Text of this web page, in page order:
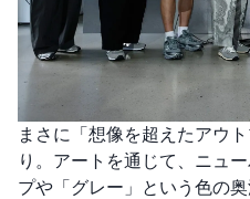
まさに「想像を超えたアウ
り。アートを通じて、ニュ
プや「グレー」という色の